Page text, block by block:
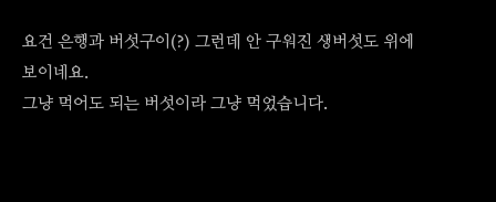
요건 은행과 버섯구이(?) 그런데 안 구워진 생버섯도 위에
보이네요.
그냥 먹어도 되는 버섯이라 그냥 먹었습니다.